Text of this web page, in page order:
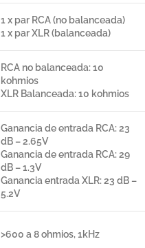
1 x par RCA (no balanceada)
1 x par XLR (balanceada)
RCA no balanceada: 10
kohmios
XLR Balanceada: 10 kohmios
Ganancia de entrada RCA: 23
dB – 2.65V
Ganancia de entrada RCA: 29
dB – 1.3V
Ganancia entrada XLR: 23 dB –
5.2V
>600 a 8 ohmios, 1kHz